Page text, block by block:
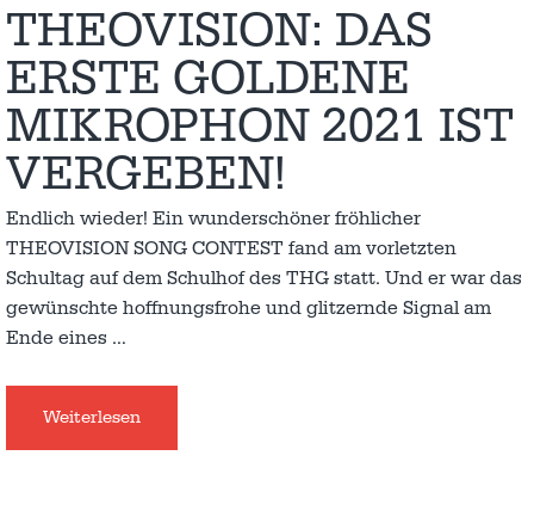
THEOVISION: DAS
ERSTE GOLDENE
MIKROPHON 2021 IST
VERGEBEN!
Endlich wieder! Ein wunderschöner fröhlicher
THEOVISION SONG CONTEST fand am vorletzten
Schultag auf dem Schulhof des THG statt. Und er war das
gewünschte hoffnungsfrohe und glitzernde Signal am
Ende eines …
Weiterlesen